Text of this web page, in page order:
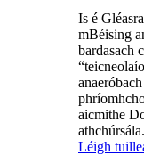
Is é
mBéising
bardasach
aicmithe
Léigh